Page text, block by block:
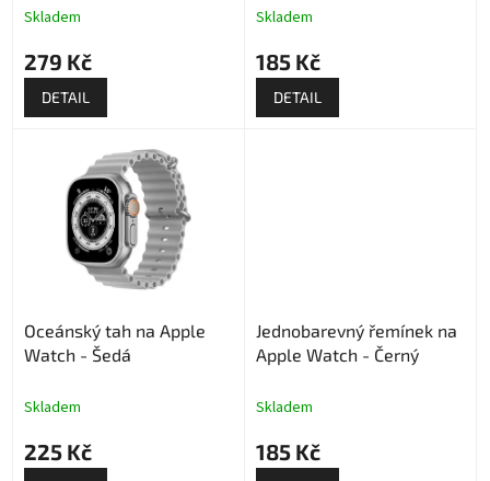
Skladem
279 Kč
DETAIL
Skladem
185 Kč
DETAIL
Oceánský tah na Apple
Watch - Šedá
Skladem
225 Kč
Jednobarevný řemínek na
Apple Watch - Černý
Skladem
185 Kč